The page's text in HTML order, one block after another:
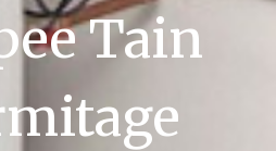
Tain